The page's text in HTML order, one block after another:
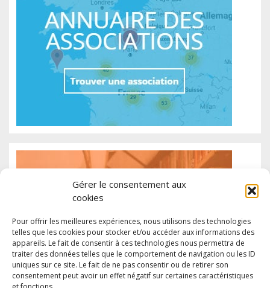
Gérer le consentement aux
cookies
Pour offrir les meilleures expériences, nous utilisons des technologies
telles que les cookies pour stocker et/ou accéder aux informations des
appareils. Le fait de consentir à ces technologies nous permettra de
traiter des données telles que le comportement de navigation ou les ID
uniques sur ce site. Le fait de ne pas consentir ou de retirer son
consentement peut avoir un effet négatif sur certaines caractéristiques